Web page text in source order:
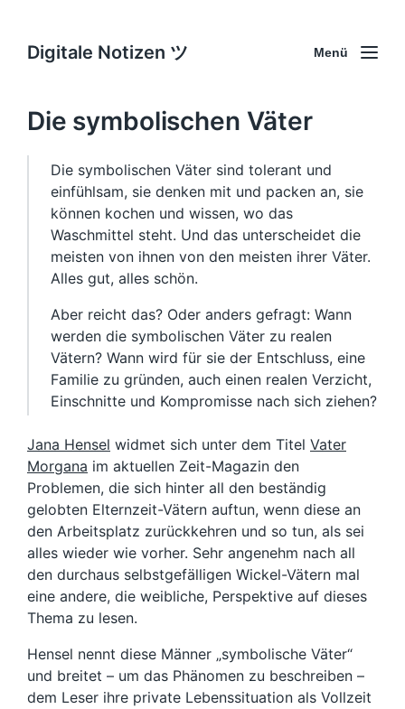
Digitale Notizen ツ Menü
Die symbolischen Väter
Die symbolischen Väter sind tolerant und
einfühlsam, sie denken mit und packen an, sie
können kochen und wissen, wo das
Waschmittel steht. Und das unterscheidet die
meisten von ihnen von den meisten ihrer Väter.
Alles gut, alles schön.
Aber reicht das? Oder anders gefragt: Wann
werden die symbolischen Väter zu realen
Vätern? Wann wird für sie der Entschluss, eine
Familie zu gründen, auch einen realen Verzicht,
Einschnitte und Kompromisse nach sich ziehen?
Jana Hensel widmet sich unter dem Titel Vater
Morgana im aktuellen Zeit-Magazin den
Problemen, die sich hinter all den beständig
gelobten Elternzeit-Vätern auftun, wenn diese an
den Arbeitsplatz zurückkehren und so tun, als sei
alles wieder wie vorher. Sehr angenehm nach all
den durchaus selbstgefälligen Wickel-Vätern mal
eine andere, die weibliche, Perspektive auf dieses
Thema zu lesen.
Hensel nennt diese Männer „symbolische Väter“
und breitet – um das Phänomen zu beschreiben –
dem Leser ihre private Lebenssituation als Vollzeit